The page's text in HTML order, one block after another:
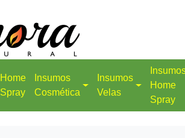
Home
Spray
Insumos
Cosmética
Insumos
Velas
Home
Spray